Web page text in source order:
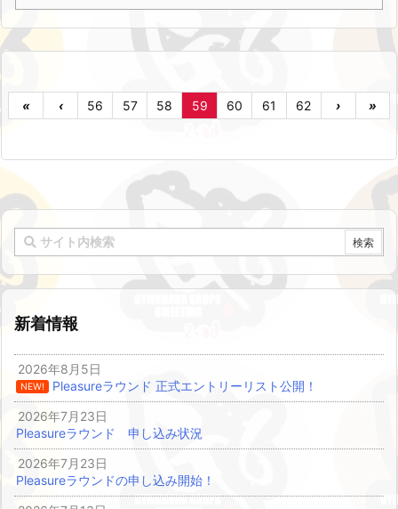
« ‹ 56 57 58 59 60 61 62 › »
新着情報
2026年8月5日
NEW!
Pleasureラウンド 正式エントリーリスト公開！
2026年7月23日
Pleasureラウンド 申し込み状況
2026年7月23日
Pleasureラウンドの申し込み開始！